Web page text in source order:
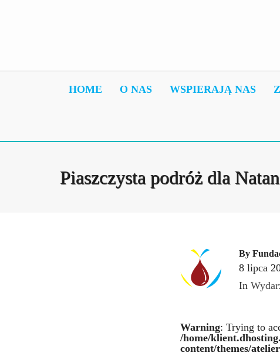
HOME O NAS WSPIERAJĄ NAS
Piaszczysta podróż dla
By
8 lipca
In
Warning: Trying to
/home/
content/themes/